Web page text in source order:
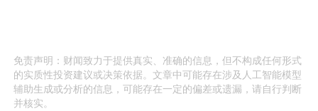
免责声明：财闻致力于提供真实、准确的信息，但不构成任何形式
的实质性投资建议或决策依据。文章中可能存在涉及人工智能模型
辅助生成或分析的信息，可能存在一定的偏差或遗漏，请自行判断
并核实。